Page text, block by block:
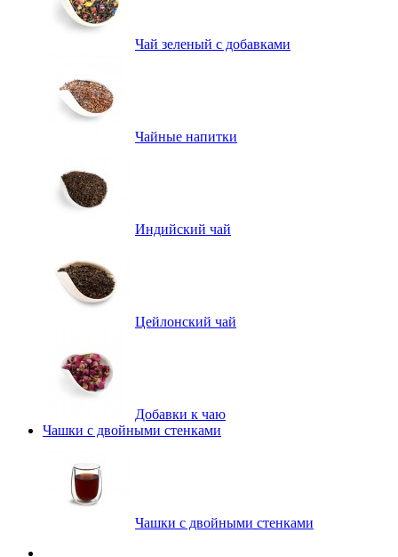
Чай зеленый с добавками
Чайные напитки
Индийский чай
Цейлонский чай
Добавки к чаю
Чашки с двойными стенками
Чашки с двойными стенками